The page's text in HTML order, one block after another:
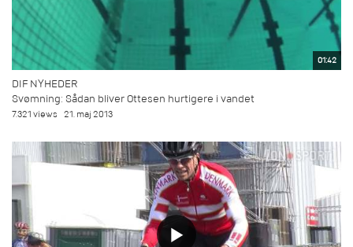
01:42
DIF NYHEDER
Svømning: Sådan bliver Ottesen hurtigere i vandet
7.321 views 21. maj 2013